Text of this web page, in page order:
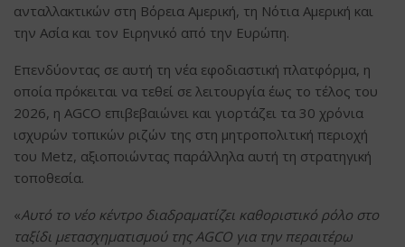
ανταλλακτικών στη Βόρεια Αμερική, τη Νότια Αμερική και
την Ασία και τον Ειρηνικό από την Ευρώπη.
Επενδύοντας σε αυτή τη νέα εφοδιαστική πλατφόρμα, η
οποία πρόκειται να τεθεί σε λειτουργία έως το τέλος του
2026, η AGCO επιβεβαιώνει και γιορτάζει τα 30 χρόνια
ισχυρών τοπικών ριζών της στη μητροπολιτική περιοχή
του Metz, αξιοποιώντας παράλληλα αυτή τη στρατηγική
τοποθεσία.
«Αυτό το νέο κέντρο διαδραματίζει καθοριστικό ρόλο στο
ταξίδι μετασχηματισμού της AGCO για την περαιτέρω